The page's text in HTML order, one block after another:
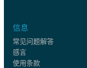
信息
常见问题解答
感言
使用条款